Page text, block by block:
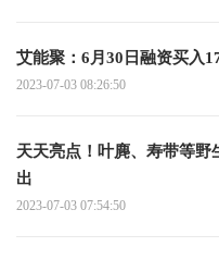
艾能聚：6月30日融资买入
2023-07-03 08:26:50
天天亮点！叶麂、寿带等野
出
2023-07-03 07:54:50